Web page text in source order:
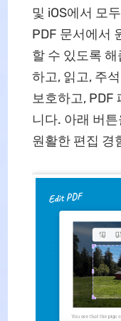
및 iOS에서 모
PDF 문서에서
할 수 있도록
하고, 읽고, 주
보호하고, PDF
니다. 아래 버
원활한 편집 경